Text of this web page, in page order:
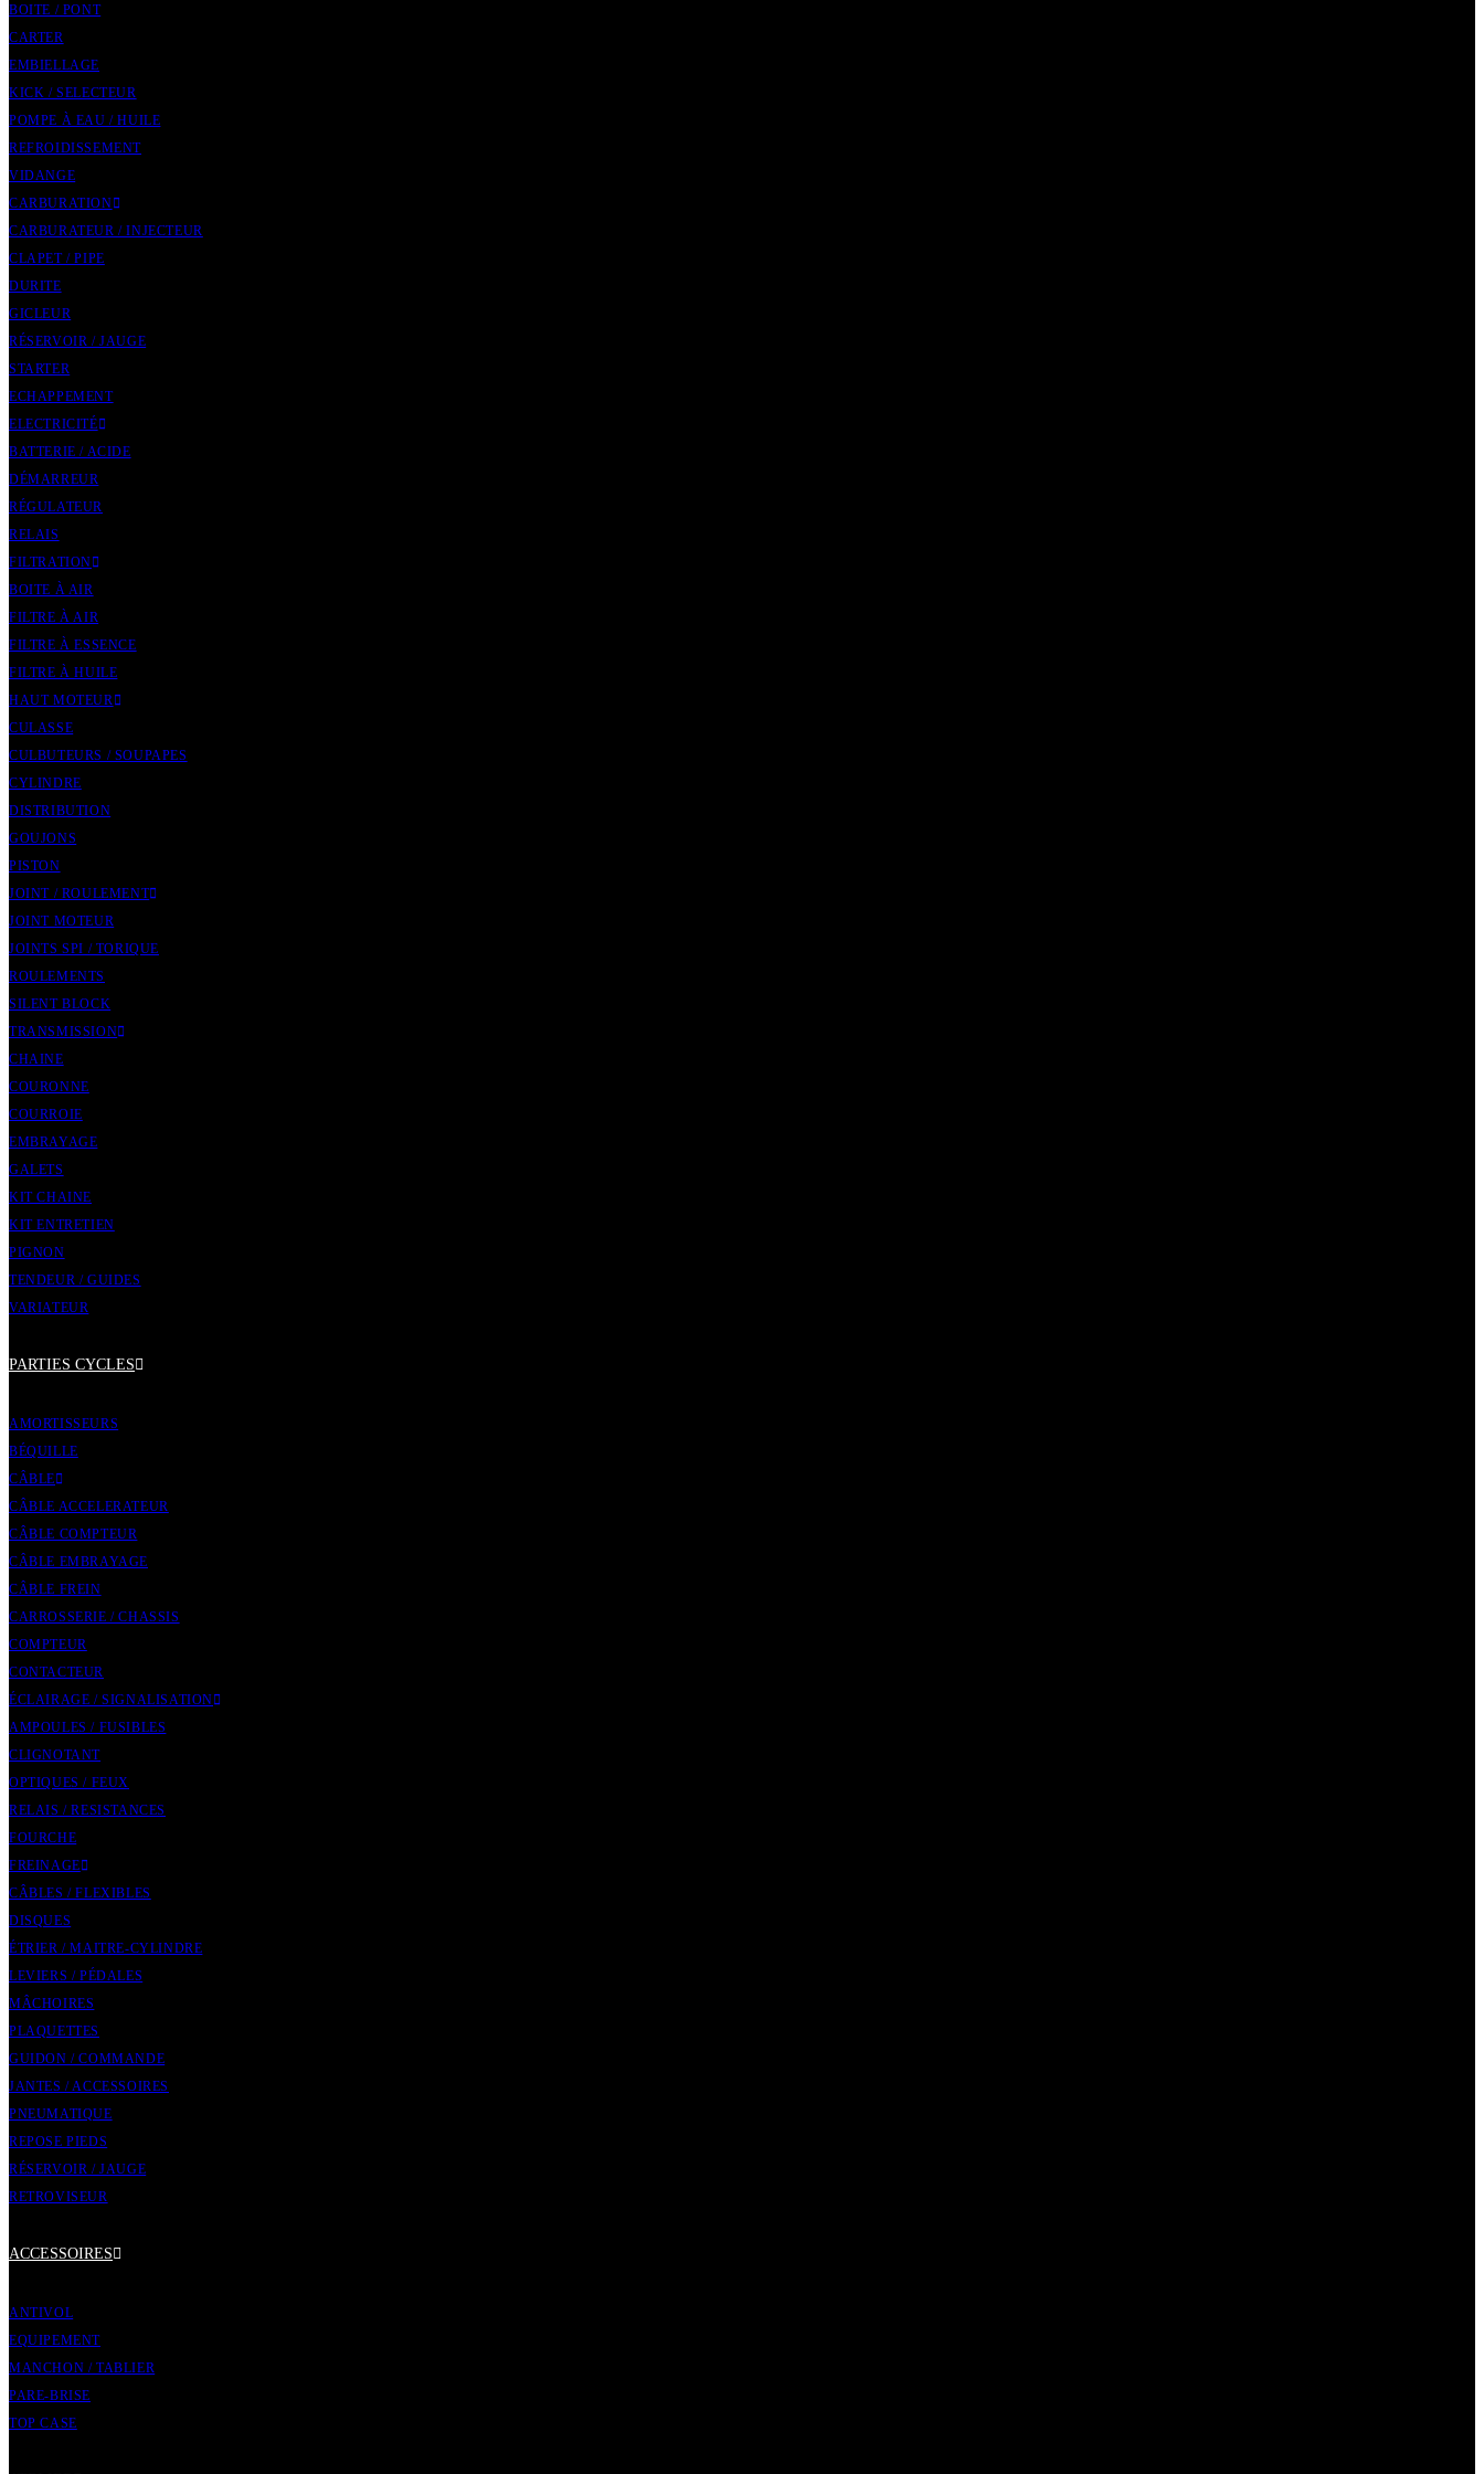
BOITE / PONT
CARTER
EMBIELLAGE
KICK / SELECTEUR
POMPE À EAU / HUILE
REFROIDISSEMENT
VIDANGE
CARBURATION
CARBURATEUR / INJECTEUR
CLAPET / PIPE
DURITE
GICLEUR
RÉSERVOIR / JAUGE
STARTER
ECHAPPEMENT
ELECTRICITÉ
BATTERIE / ACIDE
DÉMARREUR
RÉGULATEUR
RELAIS
FILTRATION
BOITE À AIR
FILTRE À AIR
FILTRE À ESSENCE
FILTRE À HUILE
HAUT MOTEUR
CULASSE
CULBUTEURS / SOUPAPES
CYLINDRE
DISTRIBUTION
GOUJONS
PISTON
JOINT / ROULEMENT
JOINT MOTEUR
JOINTS SPI / TORIQUE
ROULEMENTS
SILENT BLOCK
TRANSMISSION
CHAINE
COURONNE
COURROIE
EMBRAYAGE
GALETS
KIT CHAINE
KIT ENTRETIEN
PIGNON
TENDEUR / GUIDES
VARIATEUR
PARTIES CYCLES
AMORTISSEURS
BÉQUILLE
CÂBLE
CÂBLE ACCELERATEUR
CÂBLE COMPTEUR
CÂBLE EMBRAYAGE
CÂBLE FREIN
CARROSSERIE / CHASSIS
COMPTEUR
CONTACTEUR
ÉCLAIRAGE / SIGNALISATION
AMPOULES / FUSIBLES
CLIGNOTANT
OPTIQUES / FEUX
RELAIS / RESISTANCES
FOURCHE
FREINAGE
CÂBLES / FLEXIBLES
DISQUES
ÉTRIER / MAITRE-CYLINDRE
LEVIERS / PÉDALES
MÂCHOIRES
PLAQUETTES
GUIDON / COMMANDE
JANTES / ACCESSOIRES
PNEUMATIQUE
REPOSE PIEDS
RÉSERVOIR / JAUGE
RETROVISEUR
ACCESSOIRES
ANTIVOL
EQUIPEMENT
MANCHON / TABLIER
PARE-BRISE
TOP CASE